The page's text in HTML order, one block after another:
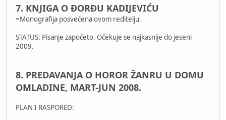
7. KNJIGA O ĐORĐU KADIJEVIĆU
=Monografija posvećena ovom reditelju.
STATUS: Pisanje započeto. Očekuje se najkasnije do jeseni
2009.
8. PREDAVANJA O HOROR ŽANRU U DOMU
OMLADINE, MART-JUN 2008.
PLAN I RASPORED: